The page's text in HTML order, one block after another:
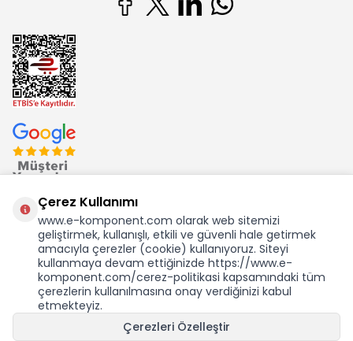
KDV Dahil Birim Fiyat
Ekom Elk. Elektronik San. ve Tic. A.Ş.'nin Tescilli Bir Markasıdır
Çerez Kullanımı
www.e-komponent.com olarak web sitemizi
geliştirmek, kullanışlı, etkili ve güvenli hale getirmek
amacıyla çerezler (cookie) kullanıyoruz. Siteyi
kullanmaya devam ettiğinizde https://www.e-
komponent.com/cerez-politikasi kapsamındaki tüm
çerezlerin kullanılmasına onay verdiğinizi kabul
etmekteyiz.
Çerezleri Özelleştir